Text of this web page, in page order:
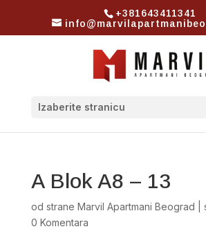
+381643411341
Izaberite stranicu
A Blok A8 – 13
od strane Marvil Apartmani Beograd
0 Komentara